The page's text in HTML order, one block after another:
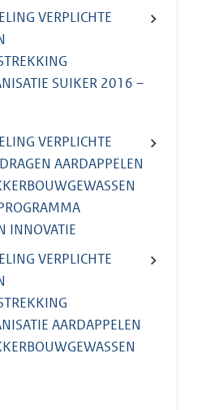
VERPLICHTE
SUIKER 2016 –
VERPLICHTE
AARDAPPELEN
INNOVATIE
VERPLICHTE
AARDAPPELEN